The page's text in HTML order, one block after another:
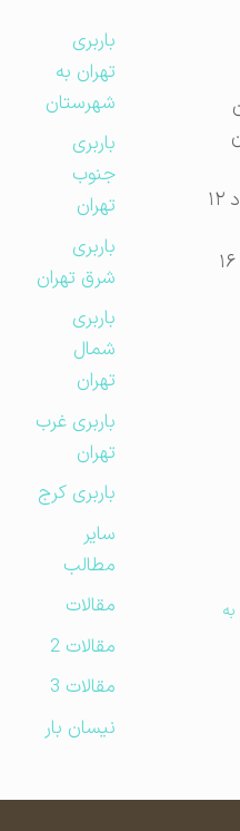
باربری
تهران به
شهرستان
باربری
جنوب
تهران
باربری
شرق تهران
باربری
شمال
تهران
باربری غرب
تهران
باربری کرج
مطالب
مقالات
مقالات 2
مقالات 3
نیسان بار